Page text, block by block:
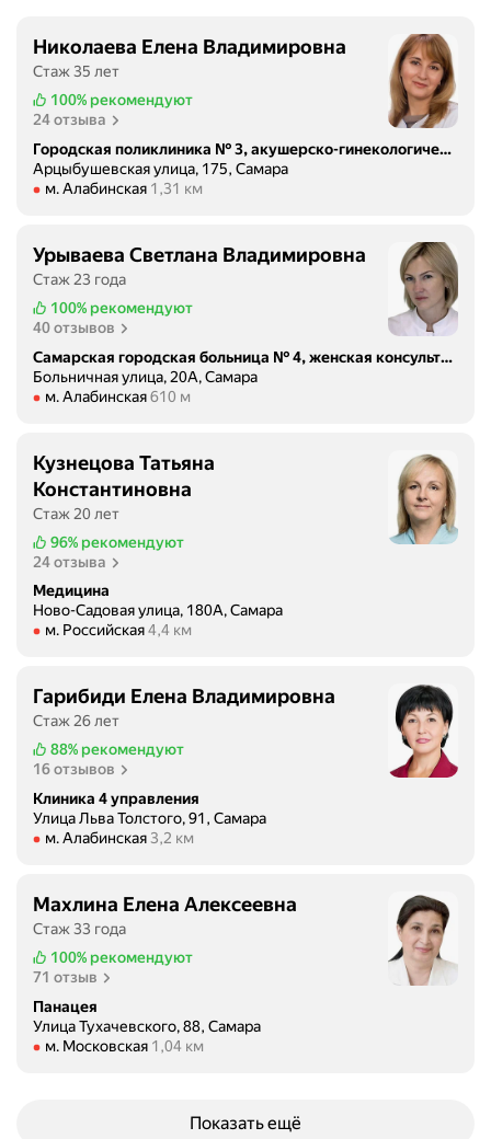
Николаева Елена Владимировна
Стаж 35 лет
100% рекомендуют
24 отзыва
Городская поликлиника № 3, акушерско-гинекологическое отделение
Арцыбушевская улица, 175, Самара
Метро м. Алабинская Расстояние 1,31 км
м. Алабинская 1,31 км
Урываева Светлана Владимировна
Стаж 23 года
100% рекомендуют
40 отзывов
Самарская городская больница № 4, женская консультация
Больничная улица, 20А, Самара
Метро м. Алабинская Расстояние 610 м
м. Алабинская 610 м
Кузнецова Татьяна
Константиновна
Стаж 20 лет
96% рекомендуют
24 отзыва
Медицина
Ново-Садовая улица, 180А, Самара
Метро м. Российская Расстояние 4,4 км
м. Российская 4,4 км
Гарибиди Елена Владимировна
Стаж 26 лет
88% рекомендуют
16 отзывов
Клиника 4 управления
Улица Льва Толстого, 91, Самара
Метро м. Алабинская Расстояние 3,2 км
м. Алабинская 3,2 км
Махлина Елена Алексеевна
Стаж 33 года
100% рекомендуют
71 отзыв
Панацея
Улица Тухачевского, 88, Самара
Метро м. Московская Расстояние 1,04 км
м. Московская 1,04 км
Показать ещё